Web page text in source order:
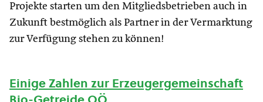
Projekte starten um den Mitgliedsbetrieben auch in
Zukunft bestmöglich als Partner in der Vermarktung
zur Verfügung stehen zu können!
Einige Zahlen zur Erzeugergemeinschaft